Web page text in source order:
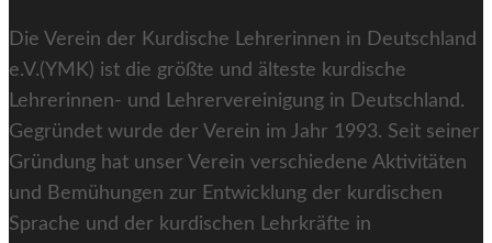
Die Verein der Kurdische Lehrerinnen in Deutschland
e.V.(YMK) ist die größte und älteste kurdische
Lehrerinnen- und Lehrervereinigung in Deutschland.
Gegründet wurde der Verein im Jahr 1993. Seit seiner
Gründung hat unser Verein verschiedene Aktivitäten
und Bemühungen zur Entwicklung der kurdischen
Sprache und der kurdischen Lehrkräfte in